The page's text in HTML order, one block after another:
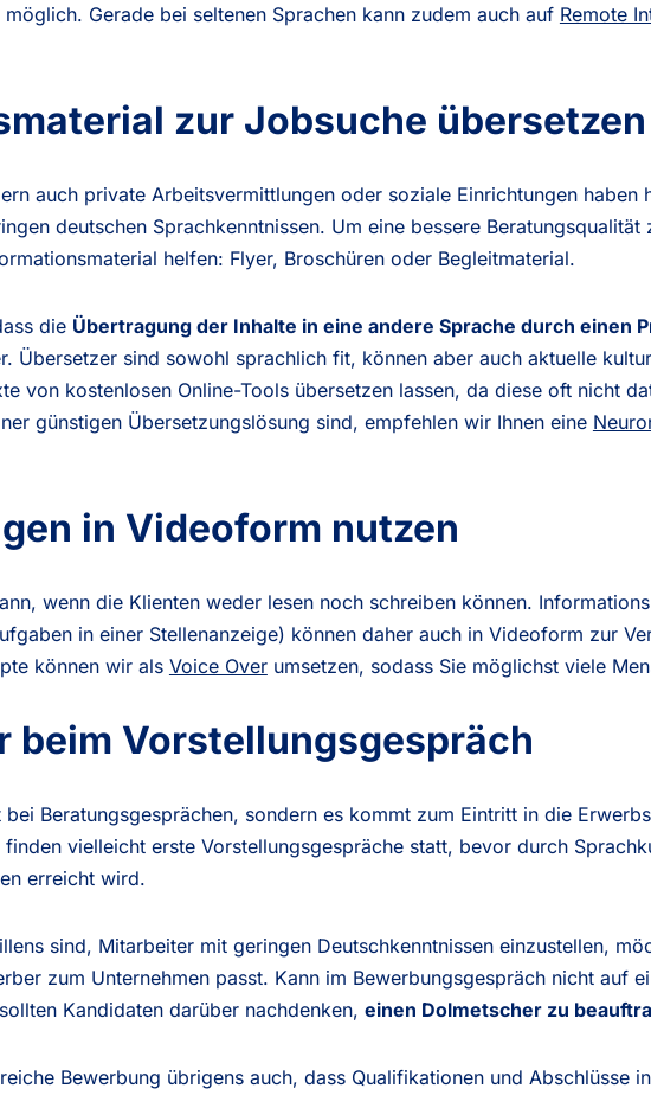
Gerade bei seltenen Sprachen kann zudem auch auf Remote
zur Jobsuche
auch private Arbeitsvermittlungen oder soziale Einrichtungen haben
deutschen Sprachkenntnissen. Um eine bessere
helfen: Flyer, Broschüren oder Begleitmaterial.
die Übertragung der Inhalte in eine andere Sprache durch einen
Übersetzer sind sowohl sprachlich fit, können aber auch aktuelle
von kostenlosen Online-Tools übersetzen lassen, da diese oft nicht
günstigen Übersetzungslösung sind, empfehlen wir Ihnen eine
in Videoform nutzen
wenn die Klienten weder lesen noch schreiben können.
in einer Stellenanzeige) können daher auch in Videoform zur
können wir als Voice Overumsetzen, sodass Sie möglichst viele
beim Vorstellungsgespräch
Beratungsgesprächen, sondern es kommt zum Eintritt in die
vielleicht erste Vorstellungsgespräche statt, bevor durch
erreicht wird.
sind, Mitarbeiter mit geringen Deutschkenntnissen einzustellen,
zum Unternehmen passt. Kann im Bewerbungsgespräch nicht auf
Kandidaten darüber nachdenken, einen Dolmetscher zu
Bewerbung übrigens auch, dass Qualifikationen und Abschlüsse